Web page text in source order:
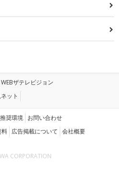
WEBザテレビジョン
ット
推奨環境 お問い合わせ
料 広告掲載について 会社概要
CORPORATION